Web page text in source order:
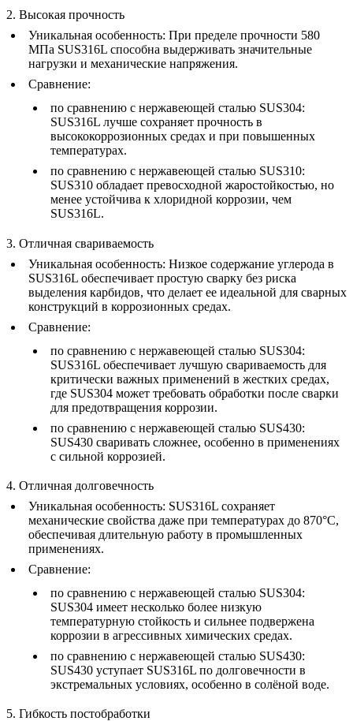
2. Высокая прочность
Уникальная особенность: При пределе прочности 580
МПа SUS316L способна выдерживать значительные
нагрузки и механические напряжения.
Сравнение:
по сравнению с нержавеющей сталью SUS304:
SUS316L лучше сохраняет прочность в
высококоррозионных средах и при повышенных
температурах.
по сравнению с нержавеющей сталью SUS310:
SUS310 обладает превосходной жаростойкостью, но
менее устойчива к хлоридной коррозии, чем
SUS316L.
3. Отличная свариваемость
Уникальная особенность: Низкое содержание углерода в
SUS316L обеспечивает простую сварку без риска
выделения карбидов, что делает ее идеальной для сварных
конструкций в коррозионных средах.
Сравнение:
по сравнению с нержавеющей сталью SUS304:
SUS316L обеспечивает лучшую свариваемость для
критически важных применений в жестких средах,
где SUS304 может требовать обработки после сварки
для предотвращения коррозии.
по сравнению с нержавеющей сталью SUS430:
SUS430 сваривать сложнее, особенно в применениях
с сильной коррозией.
4. Отличная долговечность
Уникальная особенность: SUS316L сохраняет
механические свойства даже при температурах до 870°C,
обеспечивая длительную работу в промышленных
применениях.
Сравнение:
по сравнению с нержавеющей сталью SUS304:
SUS304 имеет несколько более низкую
температурную стойкость и сильнее подвержена
коррозии в агрессивных химических средах.
по сравнению с нержавеющей сталью SUS430:
SUS430 уступает SUS316L по долговечности в
экстремальных условиях, особенно в солёной воде.
5. Гибкость постобработки